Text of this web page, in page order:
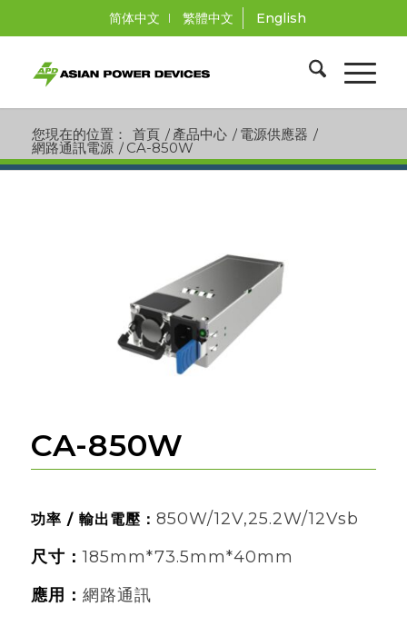
简体中文 繁體中文 English
您現在的位置： 首頁 / 產品中心 / 電源供應器 /
網路通訊電源 / CA-850W
CA-850W
功率 / 輸出電壓： 850W/12V,25.2W/12Vsb
尺寸：185mm*73.5mm*40mm
應用： 網路通訊